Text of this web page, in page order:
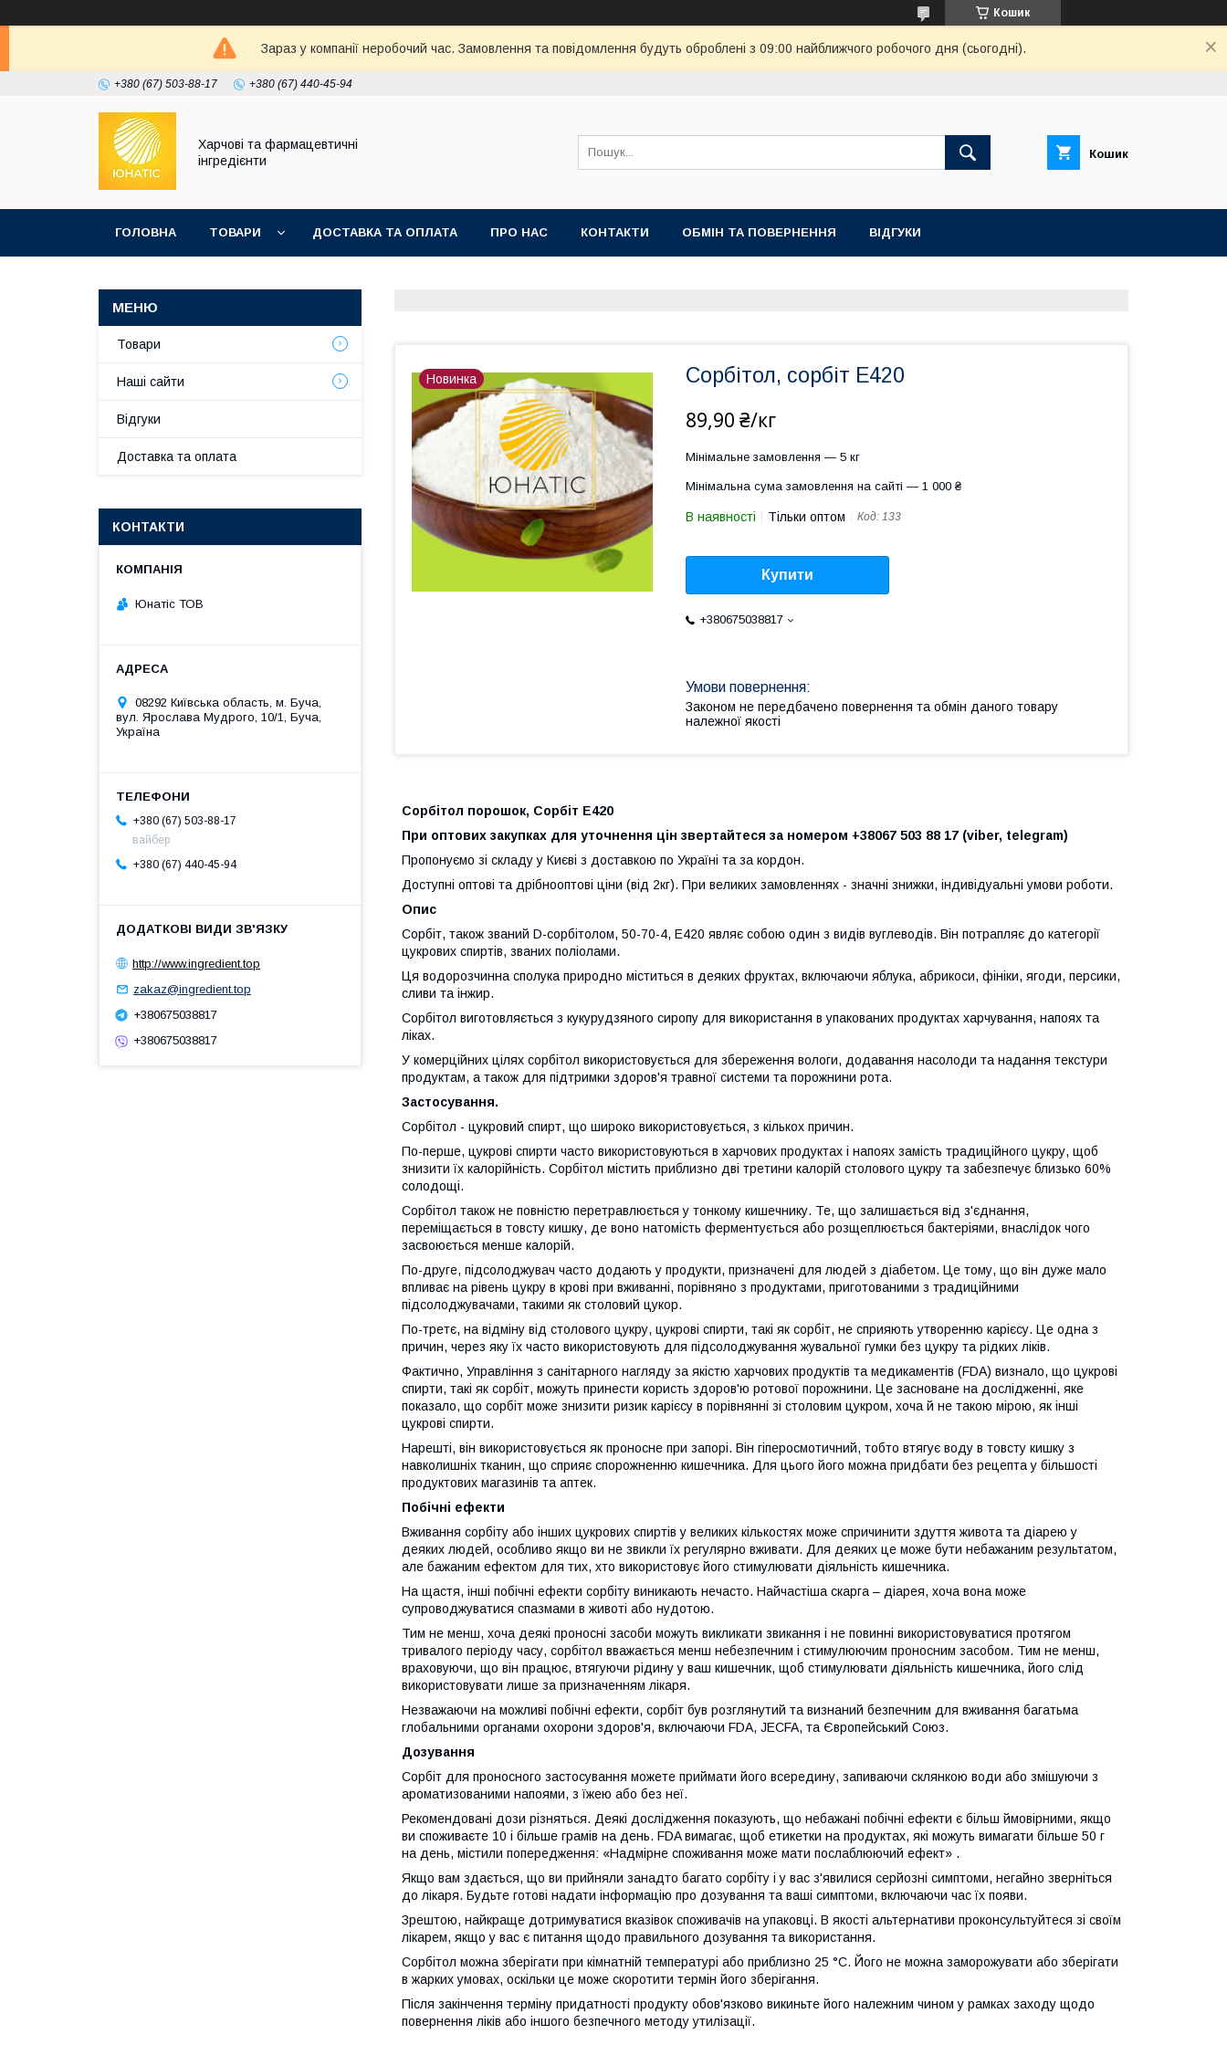
Кошик
Зараз у компанії неробочий час. Замовлення та повідомлення будуть оброблені з 09:00 найближчого робочого дня (сьогодні).
+380 (67) 503-88-17 +380 (67) 440-45-94
Харчові та фармацевтичні
інгредієнти
Кошик
ГОЛОВНА ТОВАРИ ДОСТАВКА ТА ОПЛАТА ПРО НАС КОНТАКТИ ОБМІН ТА ПОВЕРНЕННЯ ВІДГУКИ
Новинка Сорбітол, сорбіт Е420
89,90 ₴/кг
Мінімальне замовлення — 5 кг
Мінімальна сума замовлення на сайті — 1 000 ₴
В наявності Тільки оптом Код: 133
Купити
+380675038817
Законом не передбачено повернення та обмін даного товару
належної якості
Сорбітол порошок, Сорбіт Е420
При оптових закупках для уточнення цін звертайтеся за номером +38067 503 88 17 (viber, telegram)
Пропонуємо зі складу у Києві з доставкою по Україні та за кордон.
Доступні оптові та дрібнооптові ціни (від 2кг). При великих замовленнях - значні знижки, індивідуальні умови роботи.
Опис
Сорбіт, також званий D-сорбітолом, 50-70-4, E420 являє собою один з видів вуглеводів. Він потрапляє до категорії
цукрових спиртів, званих поліолами.
Ця водорозчинна сполука природно міститься в деяких фруктах, включаючи яблука, абрикоси, фініки, ягоди, персики,
сливи та інжир.
Сорбітол виготовляється з кукурудзяного сиропу для використання в упакованих продуктах харчування, напоях та
ліках.
У комерційних цілях сорбітол використовується для збереження вологи, додавання насолоди та надання текстури
продуктам, а також для підтримки здоров'я травної системи та порожнини рота.
Застосування.
Сорбітол - цукровий спирт, що широко використовується, з кількох причин.
По-перше, цукрові спирти часто використовуються в харчових продуктах і напоях замість традиційного цукру, щоб
знизити їх калорійність. Сорбітол містить приблизно дві третини калорій столового цукру та забезпечує близько 60%
солодощі.
Сорбітол також не повністю перетравлюється у тонкому кишечнику. Те, що залишається від з'єднання,
переміщається в товсту кишку, де воно натомість ферментується або розщеплюється бактеріями, внаслідок чого
засвоюється менше калорій.
По-друге, підсолоджувач часто додають у продукти, призначені для людей з діабетом. Це тому, що він дуже мало
впливає на рівень цукру в крові при вживанні, порівняно з продуктами, приготованими з традиційними
підсолоджувачами, такими як столовий цукор.
По-третє, на відміну від столового цукру, цукрові спирти, такі як сорбіт, не сприяють утворенню карієсу. Це одна з
причин, через яку їх часто використовують для підсолоджування жувальної гумки без цукру та рідких ліків.
Фактично, Управління з санітарного нагляду за якістю харчових продуктів та медикаментів (FDA) визнало, що цукрові
спирти, такі як сорбіт, можуть принести користь здоров'ю ротової порожнини. Це засноване на дослідженні, яке
показало, що сорбіт може знизити ризик карієсу в порівнянні зі столовим цукром, хоча й не такою мірою, як інші
цукрові спирти.
Нарешті, він використовується як проносне при запорі. Він гіперосмотичний, тобто втягує воду в товсту кишку з
навколишніх тканин, що сприяє спорожненню кишечника. Для цього його можна придбати без рецепта у більшості
продуктових магазинів та аптек.
Побічні ефекти
Вживання сорбіту або інших цукрових спиртів у великих кількостях може спричинити здуття живота та діарею у
деяких людей, особливо якщо ви не звикли їх регулярно вживати. Для деяких це може бути небажаним результатом,
але бажаним ефектом для тих, хто використовує його стимулювати діяльність кишечника.
На щастя, інші побічні ефекти сорбіту виникають нечасто. Найчастіша скарга – діарея, хоча вона може
супроводжуватися спазмами в животі або нудотою.
Тим не менш, хоча деякі проносні засоби можуть викликати звикання і не повинні використовуватися протягом
тривалого періоду часу, сорбітол вважається менш небезпечним і стимулюючим проносним засобом. Тим не менш,
враховуючи, що він працює, втягуючи рідину у ваш кишечник, щоб стимулювати діяльність кишечника, його слід
використовувати лише за призначенням лікаря.
Незважаючи на можливі побічні ефекти, сорбіт був розглянутий та визнаний безпечним для вживання багатьма
глобальними органами охорони здоров'я, включаючи FDA, JECFA, та Європейський Союз.
Дозування
Сорбіт для проносного застосування можете приймати його всередину, запиваючи склянкою води або змішуючи з
ароматизованими напоями, з їжею або без неї.
Рекомендовані дози різняться. Деякі дослідження показують, що небажані побічні ефекти є більш ймовірними, якщо
ви споживаєте 10 і більше грамів на день. FDA вимагає, щоб етикетки на продуктах, які можуть вимагати більше 50 г
на день, містили попередження: «Надмірне споживання може мати послаблюючий ефект» .
Якщо вам здається, що ви прийняли занадто багато сорбіту і у вас з'явилися серйозні симптоми, негайно зверніться
до лікаря. Будьте готові надати інформацію про дозування та ваші симптоми, включаючи час їх появи.
Зрештою, найкраще дотримуватися вказівок споживачів на упаковці. В якості альтернативи проконсультуйтеся зі своїм
лікарем, якщо у вас є питання щодо правильного дозування та використання.
Сорбітол можна зберігати при кімнатній температурі або приблизно 25 °C. Його не можна заморожувати або зберігати
в жарких умовах, оскільки це може скоротити термін його зберігання.
Після закінчення терміну придатності продукту обов'язково викиньте його належним чином у рамках заходу щодо
повернення ліків або іншого безпечного методу утилізації.
Товари
Наші сайти
Відгуки
Доставка та оплата
КОНТАКТИ
Юнатіс ТОВ
08292 Київська область, м. Буча,
вул. Ярослава Мудрого, 10/1, Буча,
Україна
+380 (67) 503-88-17
вайбер
+380 (67) 440-45-94
http://www.ingredient.top
zakaz@ingredient.top
+380675038817
+380675038817